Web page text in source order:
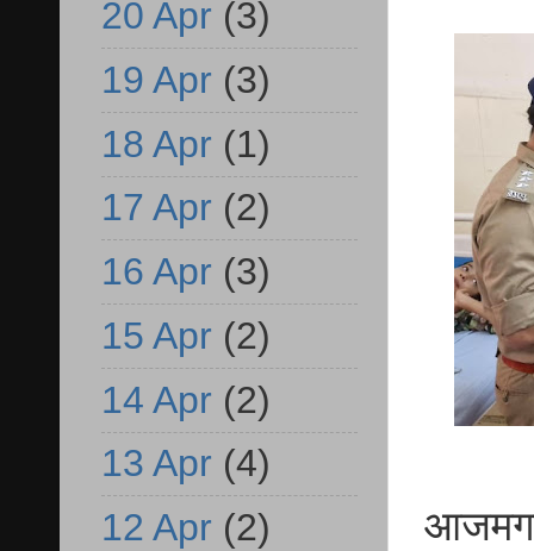
20 Apr (3)
19 Apr (3)
18 Apr (1)
17 Apr (2)
16 Apr (3)
15 Apr (2)
14 Apr (2)
13 Apr (4)
12 Apr (2)